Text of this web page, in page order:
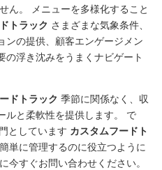
ん。 メニューを多様化すること
トラック さまざまな気象条件、
ンの提供、顧客エンゲージメン
の浮き沈みをうまくナビゲート
ドトラック 季節に関係なく、収
ルと柔軟性を提供します。 で
としています カスタムフードト
単に管理するのに役立つように
今すぐお問い合わせください。